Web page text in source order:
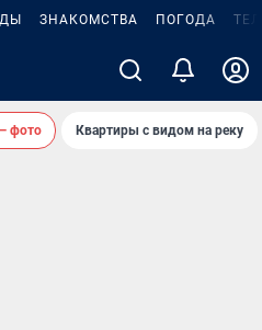
ЗНАКОМСТВА ПОГОДА
фото Квартиры с видом на реку